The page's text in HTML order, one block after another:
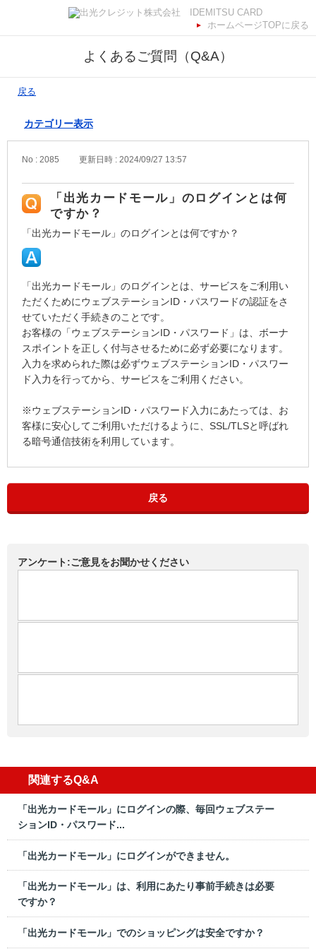
ホームページTOPに戻る
よくあるご質問（Q&A）
戻る
カテゴリー表示
No : 2085 更新日時 : 2024/09/27 13:57
「出光カードモール」のログインとは何
ですか？
「出光カードモール」のログインとは何ですか？
「出光カードモール」のログインとは、サービスをご利用い
ただくためにウェブステーションID・パスワードの認証をさ
せていただく手続きのことです。
お客様の「ウェブステーションID・パスワード」は、ボーナ
スポイントを正しく付与させるために必ず必要になります。
入力を求められた際は必ずウェブステーションID・パスワー
ド入力を行ってから、サービスをご利用ください。
※ウェブステーションID・パスワード入力にあたっては、お
客様に安心してご利用いただけるように、SSL/TLSと呼ばれ
る暗号通信技術を利用しています。
戻る
アンケート:ご意見をお聞かせください
関連するQ&A
「出光カードモール」にログインの際、毎回ウェブステー
ションID・パスワード...
「出光カードモール」にログインができません。
「出光カードモール」は、利用にあたり事前手続きは必要
ですか？
「出光カードモール」でのショッピングは安全ですか？